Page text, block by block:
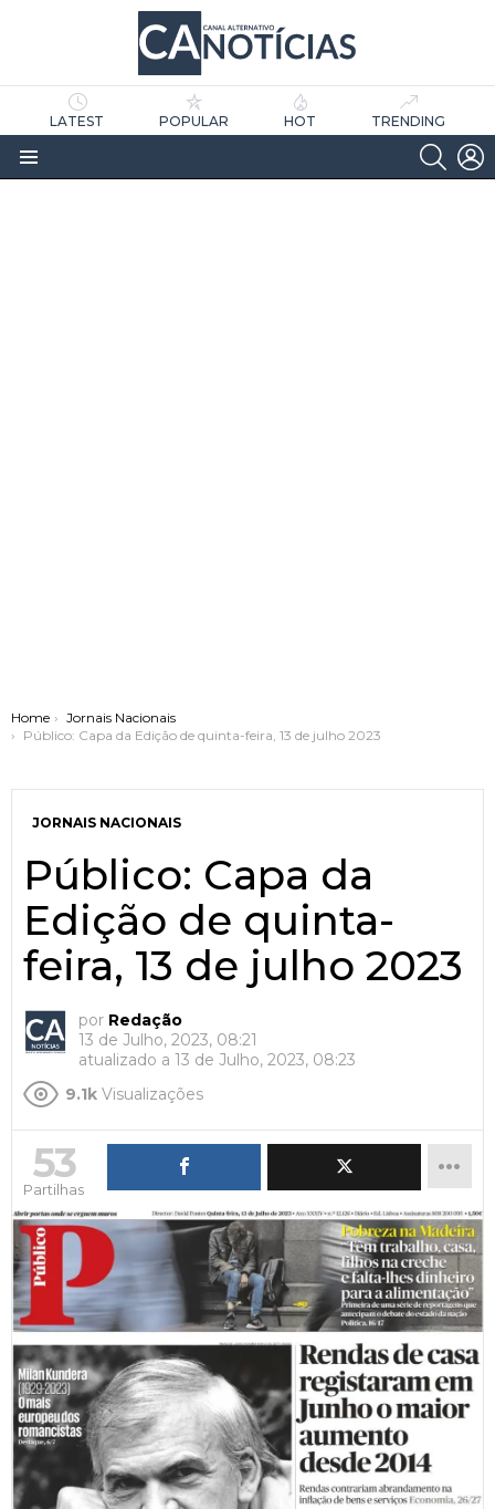
LATEST POPULAR HOT TRENDING
Menu
You are here:
Home
Jornais Nacionais
Público: Capa da Edição de quinta-feira, 13 de julho 2023
JORNAIS NACIONAIS
Público: Capa da
Edição de quinta-
feira, 13 de julho 2023
por Redação
13 de Julho, 2023, 08:21
atualizado a 13 de Julho, 2023, 08:23
9.1k Visualizações
53
Partilhas